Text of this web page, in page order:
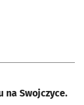
na Swojczyce.